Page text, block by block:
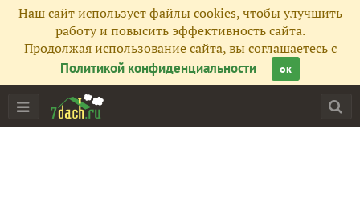
Наш сайт использует файлы cookies, чтобы улучшить
работу и повысить эффективность сайта.
Продолжая использование сайта, вы соглашаетесь с
Политикой конфиденциальности
ок